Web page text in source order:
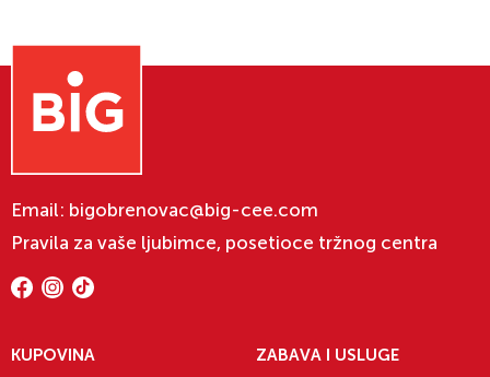
Email: bigobrenovac@big-cee.com
Pravila za vaše ljubimce, posetioce tržnog centra
KUPOVINA ZABAVA I USLUGE